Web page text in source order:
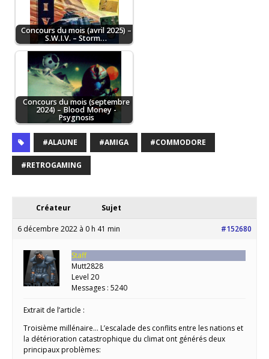
Concours du mois (avril 2025) –
S.W.I.V. – Storm…
Concours du mois (septembre
2024) – Blood Money -
Psygnosis
#ALAUNE #AMIGA #COMMODORE
#RETROGAMING
Créateur Sujet
6 décembre 2022 à 0 h 41 min #152680
Staff
Mutt2828
Level 20
Messages : 5240
Extrait de l’article :
Troisième millénaire… L’escalade des conflits entre les nations et
la détérioration catastrophique du climat ont générés deux
principaux problèmes: